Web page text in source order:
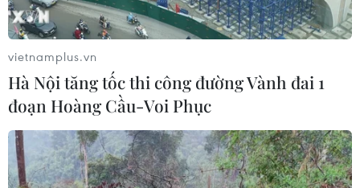
vietnamplus.vn
Hà Nội tăng tốc thi công đường Vành đai 1
đoạn Hoàng Cầu-Voi Phục